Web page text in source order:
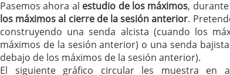
Pasemos ahora al estudio de los máximos,
los máximos al cierre de la sesión anterior.
construyendo una senda alcista (cuando los
máximos de la sesión anterior) o una senda
debajo de los máximos de la sesión anterior).
El siguiente gráfico circular les muestra en